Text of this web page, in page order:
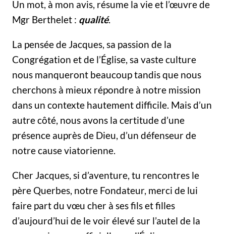
Un mot, à mon avis, résume la vie et l’œuvre de
Mgr Berthelet : qualité.
La pensée de Jacques, sa passion de la
Congrégation et de l’Église, sa vaste culture
nous manqueront beaucoup tandis que nous
cherchons à mieux répondre à notre mission
dans un contexte hautement difficile. Mais d’un
autre côté, nous avons la certitude d’une
présence auprès de Dieu, d’un défenseur de
notre cause viatorienne.
Cher Jacques, si d’aventure, tu rencontres le
père Querbes, notre Fondateur, merci de lui
faire part du vœu cher à ses fils et filles
d’aujourd’hui de le voir élevé sur l’autel de la